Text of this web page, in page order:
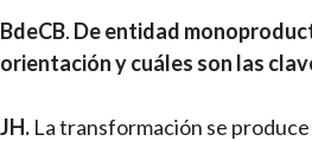
BdeCB. De entidad
orientación y cuáles son las
JH. La transformación se